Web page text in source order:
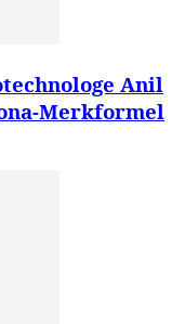
Anil
Merkformel